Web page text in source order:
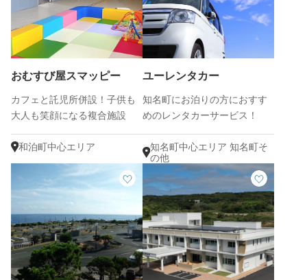
おむすび屋スマッピー
カフェと託児所併設！子供も
大人も笑顔になる複合施設
和泊町中心エリア
ユーレンタカー
知名町にお泊りの方におすす
めのレンタカーサービス！
知名町中心エリア 知名町そ
の他